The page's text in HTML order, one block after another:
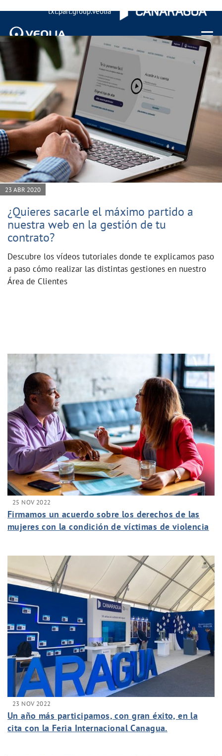
txt.part.group.veolia
Menu
23 ABR 2020
¿Quieres sacarle el máximo partido a
nuestra web en la gestión de tu
contrato?
Descubre los vídeos tutoriales donde te explicamos paso
a paso cómo realizar las distintas gestiones en nuestro
Área de Clientes
25 NOV 2022
Firmamos un acuerdo sobre los derechos de las
mujeres con la condición de víctimas de violencia
23 NOV 2022
Un año más participamos, con gran éxito, en la
cita con la Feria Internacional Canagua.